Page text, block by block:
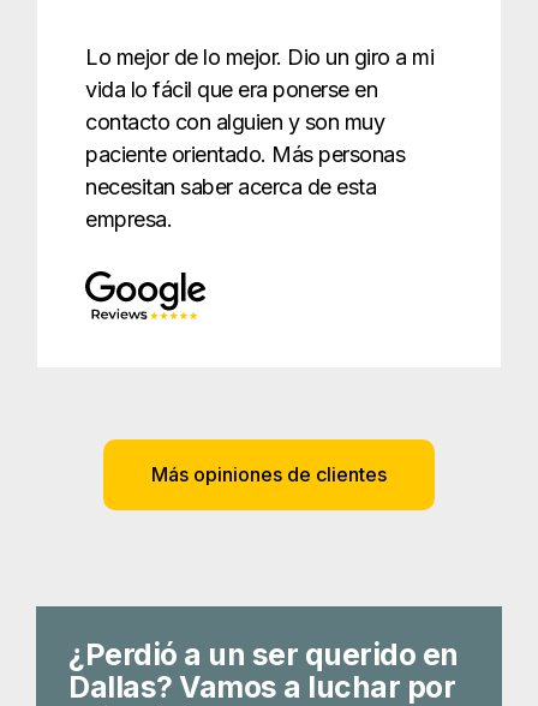
Lo mejor de lo mejor. Dio un giro a mi
vida lo fácil que era ponerse en
contacto con alguien y son muy
paciente orientado. Más personas
necesitan saber acerca de esta
empresa.
Más opiniones de clientes
¿Perdió a un ser querido en
Dallas? Vamos a luchar por